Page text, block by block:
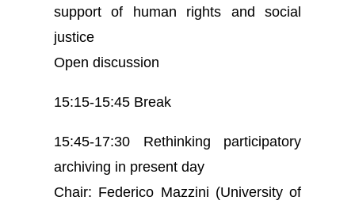
support of human rights and social
justice
Open discussion
15:15-15:45 Break
15:45-17:30 Rethinking participatory
archiving in present day
Chair: Federico Mazzini (University of